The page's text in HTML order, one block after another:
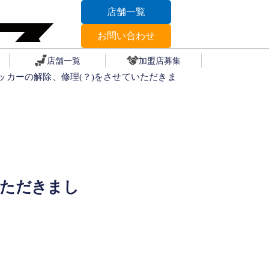
店舗一覧
お問い合わせ
店舗一覧 加盟店募集
カーの解除、修理(？)をさせていただきま
だきまし